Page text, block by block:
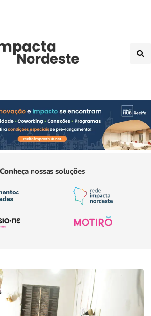
Conheça nossas soluções